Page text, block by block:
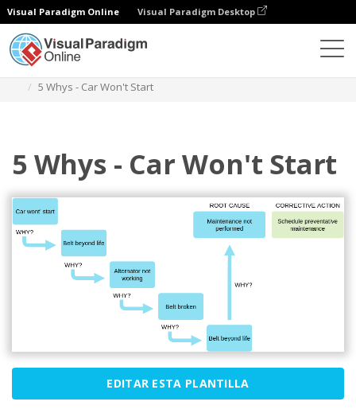
Visual Paradigm Online Visual Paradigm Desktop
5 Whys - Car Won't Start
5 Whys - Car Won't Start
EDITAR ESTA PLANTILLA